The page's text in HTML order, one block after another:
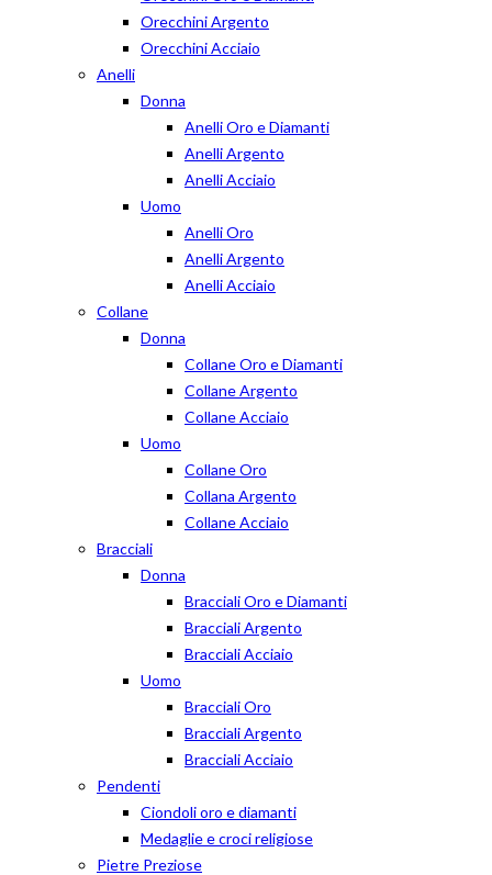
Orecchini Argento
Orecchini Acciaio
Anelli
Donna
Anelli Oro e Diamanti
Anelli Argento
Anelli Acciaio
Uomo
Anelli Oro
Anelli Argento
Anelli Acciaio
Collane
Donna
Collane Oro e Diamanti
Collane Argento
Collane Acciaio
Uomo
Collane Oro
Collana Argento
Collane Acciaio
Bracciali
Donna
Bracciali Oro e Diamanti
Bracciali Argento
Bracciali Acciaio
Uomo
Bracciali Oro
Bracciali Argento
Bracciali Acciaio
Pendenti
Ciondoli oro e diamanti
Medaglie e croci religiose
Pietre Preziose